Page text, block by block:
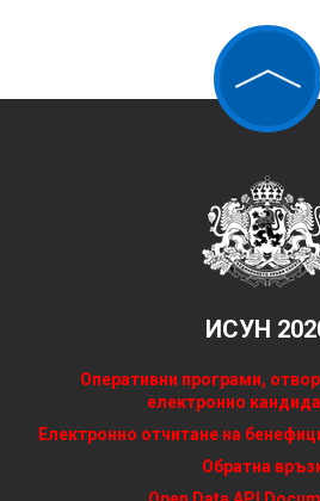
ИСУН
Оперативни програми,
електронно
Електронно отчитане на
Обратна